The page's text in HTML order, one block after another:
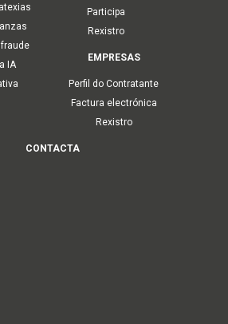
IA
Participa
Rexistro
EMPRESAS
Perfil do Contratante
Factura electrónica
Rexistro
CONTACTA